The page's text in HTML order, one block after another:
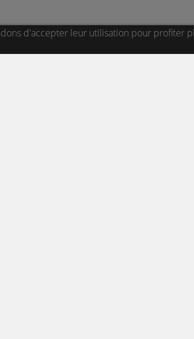
d'accepter leur utilisation pour profiter